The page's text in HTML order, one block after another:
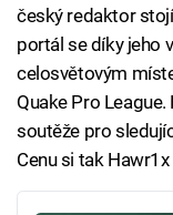
český redaktor
portál se díky jeho
celosvětovým
Quake Pro
soutěže pro
Cenu si tak